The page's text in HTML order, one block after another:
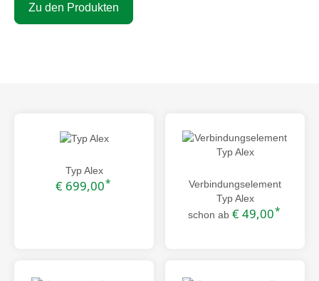
Zu den Produkten
Typ Alex
€ 699,00*
Verbindungselement
Typ Alex
schon ab € 49,00*